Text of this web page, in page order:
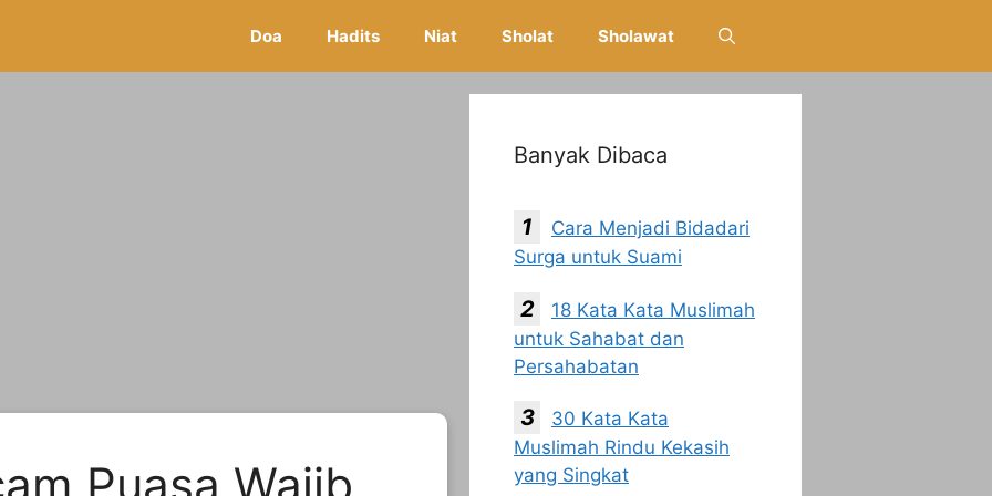
Doa Hadits Niat Sholat Sholawat
Puasa Wajib
Banyak Dibaca
Cara Menjadi Bidadari
Surga untuk Suami
18 Kata Kata Muslimah
untuk Sahabat dan
Persahabatan
30 Kata Kata
Muslimah Rindu Kekasih
yang Singkat